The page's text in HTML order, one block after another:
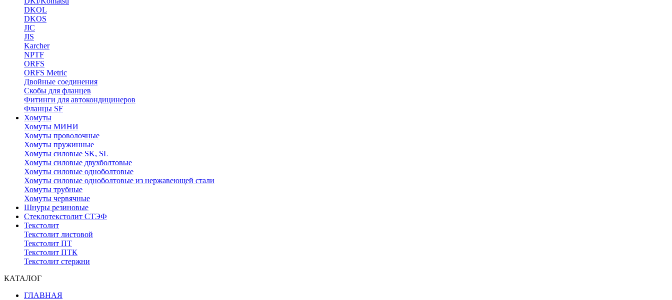
DKOL
DKOS
JIC
JIS
Karcher
NPTF
ORFS
ORFS Metric
Двойные соединения
Скобы для фланцев
Фитинги для автокондицинеров
Фланцы SF
Хомуты
Хомуты МИНИ
Хомуты проволочные
Хомуты пружинные
Хомуты силовые SK, SL
Хомуты силовые двухболтовые
Хомуты силовые одноболтовые
Хомуты силовые одноболтовые из нержавеющей стали
Хомуты трубные
Хомуты червячные
Шнуры резиновые
Стеклотекстолит СТЭФ
Текстолит
Текстолит листовой
Текстолит ПТ
Текстолит ПТК
Текстолит стержни
КАТАЛОГ
ГЛАВНАЯ